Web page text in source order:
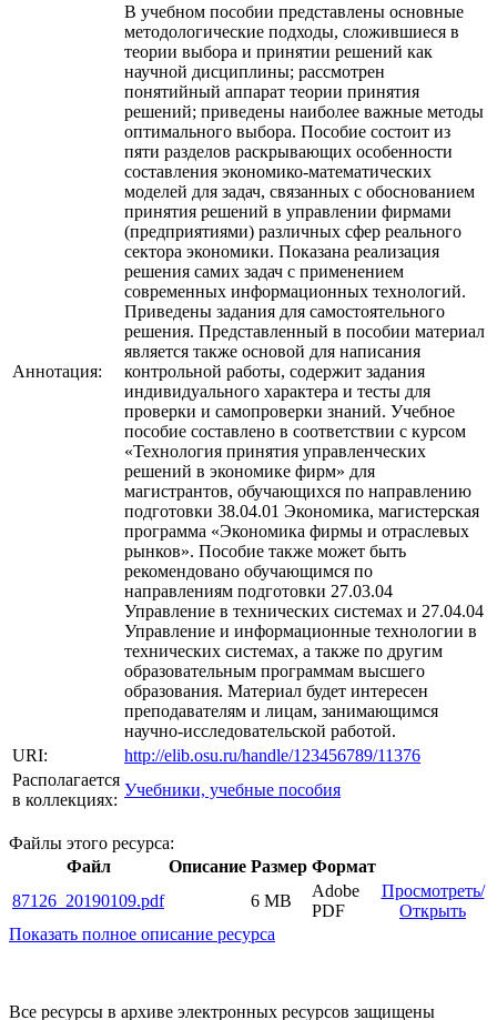
Аннотация:
В учебном пособии представлены основные
методологические подходы, сложившиеся в
теории выбора и принятии решений как
научной дисциплины; рассмотрен
понятийный аппарат теории принятия
решений; приведены наиболее важные методы
оптимального выбора. Пособие состоит из
пяти разделов раскрывающих особенности
составления экономико-математических
моделей для задач, связанных с обоснованием
принятия решений в управлении фирмами
(предприятиями) различных сфер реального
сектора экономики. Показана реализация
решения самих задач с применением
современных информационных технологий.
Приведены задания для самостоятельного
решения. Представленный в пособии материал
является также основой для написания
контрольной работы, содержит задания
индивидуального характера и тесты для
проверки и самопроверки знаний. Учебное
пособие составлено в соответствии с курсом
«Технология принятия управленческих
решений в экономике фирм» для
магистрантов, обучающихся по направлению
подготовки 38.04.01 Экономика, магистерская
программа «Экономика фирмы и отраслевых
рынков». Пособие также может быть
рекомендовано обучающимся по
направлениям подготовки 27.03.04
Управление в технических системах и 27.04.04
Управление и информационные технологии в
технических системах, а также по другим
образовательным программам высшего
образования. Материал будет интересен
преподавателям и лицам, занимающимся
научно-исследовательской работой.
URI:
http://elib.osu.ru/handle/123456789/11376
Располагается
в коллекциях:
Учебники, учебные пособия
Файлы этого ресурса:
Файл
Описание Размер Формат
87126_20190109.pdf
6 MB
Adobe
PDF
Просмотреть/
Открыть
Показать полное описание ресурса
Все ресурсы в архиве электронных ресурсов защищены